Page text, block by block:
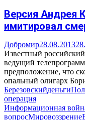
Версия Андрея
имитировал
Добромир28.08.2013
Известный
ведущий
предположение, что
опальный олигарх
Березовскийденьги
операция
Информационная
вопросМировоззрение